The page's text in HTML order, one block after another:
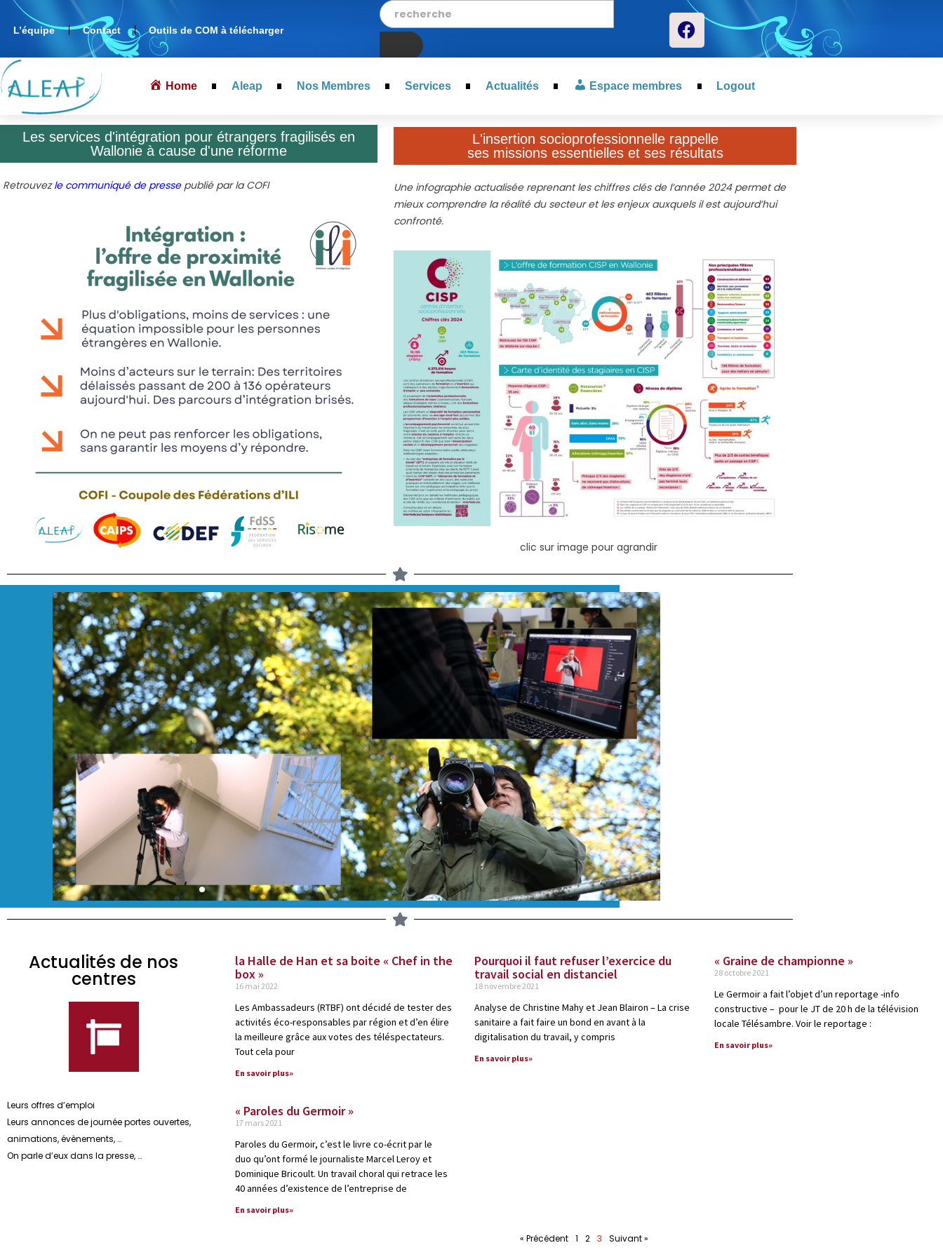
L’équipe Contact Outils de COM à télécharger
Home Aleap Nos Membres Services Actualités Espace membres Logout
Les services d'intégration pour étrangers fragilisés en
Wallonie à cause d'une réforme
Retrouvezle communiqué de pressepublié par la COFI
L'insertion socioprofessionnelle rappelle
ses missions essentielles et ses résultats
Une infographie actualisée reprenant les chiffres clés de l’année 2024 permet de
mieux comprendre la réalité du secteur et les enjeux auxquels il est aujourd’hui
confronté.
clic sur image pour agrandir
Actualités de nos
centres
Leurs offres d’emploi
Leurs annonces de journée portes ouvertes,
animations, évènements, …
On parle d’eux dans la presse, …
la Halle de Han et sa boite « Chef in the
box »
16 mai 2022
Les Ambassadeurs (RTBF) ont décidé de tester des
activités éco-responsables par région et d’en élire
la meilleure grâce aux votes des téléspectateurs.
Tout cela pour
En savoir plus»
Pourquoi il faut refuser l’exercice du
travail social en distanciel
18 novembre 2021
Analyse de Christine Mahy et Jean Blairon – La crise
sanitaire a fait faire un bond en avant à la
digitalisation du travail, y compris
En savoir plus»
« Graine de championne »
28 octobre 2021
Le Germoir a fait l’objet d’un reportage -info
constructive – pour le JT de 20 h de la télévision
locale Télésambre. Voir le reportage :
En savoir plus»
« Paroles du Germoir »
17 mars 2021
Paroles du Germoir, c’est le livre co-écrit par le
duo qu’ont formé le journaliste Marcel Leroy et
Dominique Bricoult. Un travail choral qui retrace les
40 années d’existence de l’entreprise de
En savoir plus»
« Précédent 1 2 3 Suivant »